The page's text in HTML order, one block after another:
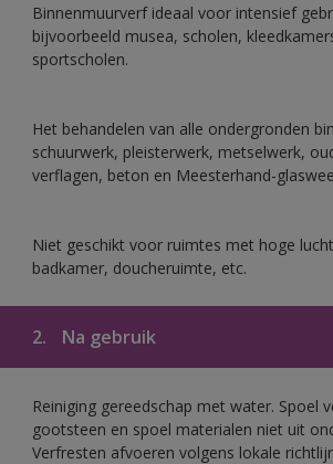
Binnenmuurverf ideaal voor intensief
bijvoorbeeld musea, scholen,
sportscholen.
Het behandelen van alle ondergronden
schuurwerk, pleisterwerk, metselwerk,
verflagen, beton en Meesterhand-
Niet geschikt voor ruimtes met hoge
badkamer, doucheruimte, etc.
2. Na gebruik
Reiniging gereedschap met water. Spoel
gootsteen en spoel materialen niet uit
Verfresten afvoeren volgens lokale